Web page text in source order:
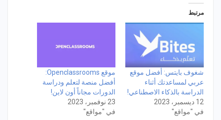
مرتبط
شغوف بايتس: أفضل موقع
عربي لمساعدتك أثناء
الدراسة بالذكاء الاصطناعي!
12 ديسمبر، 2023
في "مواقع"
موقع Openclassrooms:
أفضل منصة لتعلم ودراسة
الدورات مجاناً أون لاين!
23 نوفمبر، 2023
في "مواقع"